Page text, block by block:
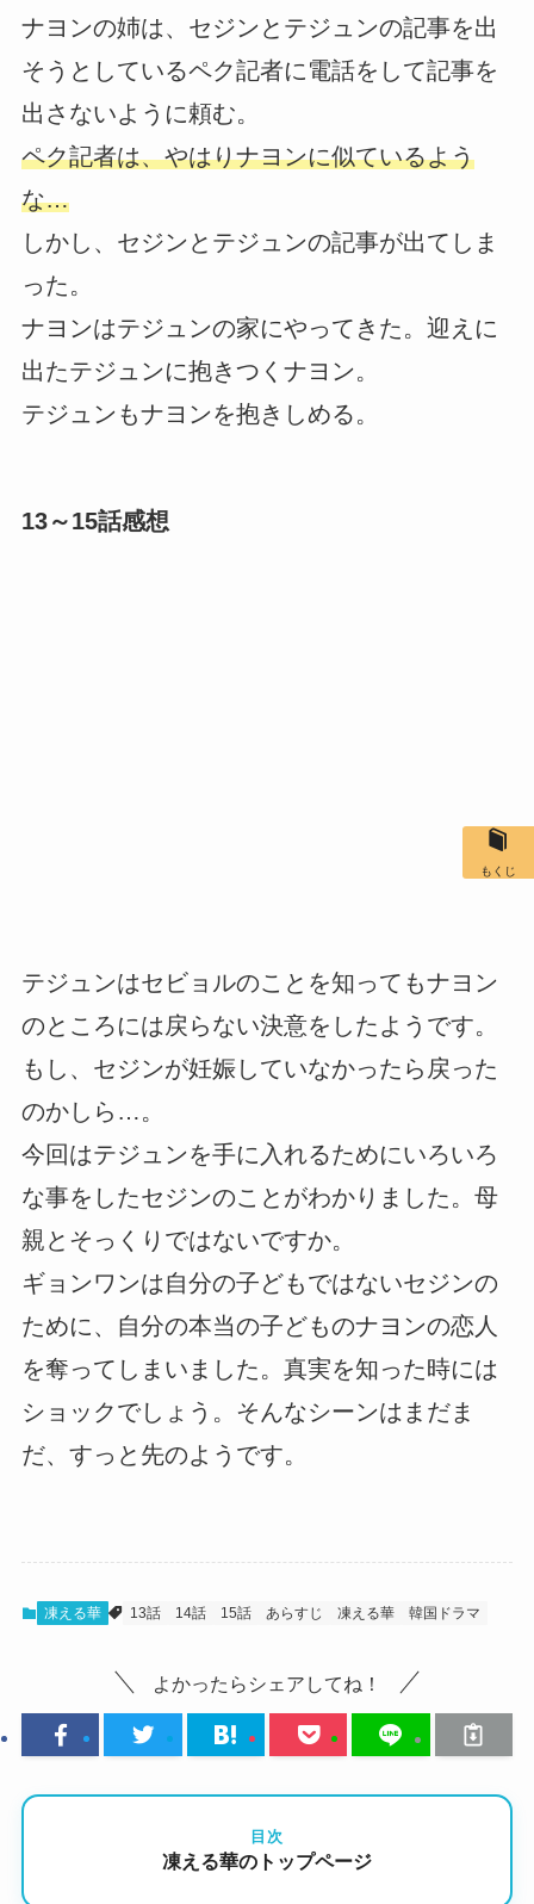
ナヨンの姉は、セジンとテジュンの記事を出
そうとしているペク記者に電話をして記事を
出さないように頼む。
ペク記者は、やはりナヨンに似ているよう
な…
しかし、セジンとテジュンの記事が出てしま
った。
ナヨンはテジュンの家にやってきた。迎えに
出たテジュンに抱きつくナヨン。
テジュンもナヨンを抱きしめる。
13～15話感想
テジュンはセビョルのことを知ってもナヨン
のところには戻らない決意をしたようです。
もし、セジンが妊娠していなかったら戻った
のかしら…。
今回はテジュンを手に入れるためにいろいろ
な事をしたセジンのことがわかりました。母
親とそっくりではないですか。
ギョンワンは自分の子どもではないセジンの
ために、自分の本当の子どものナヨンの恋人
を奪ってしまいました。真実を知った時には
ショックでしょう。そんなシーンはまだま
だ、すっと先のようです。
凍える華 13話 14話 15話 あらすじ 凍える華 韓国ドラマ
よかったらシェアしてね！
目次
凍える華のトップページ
もくじ